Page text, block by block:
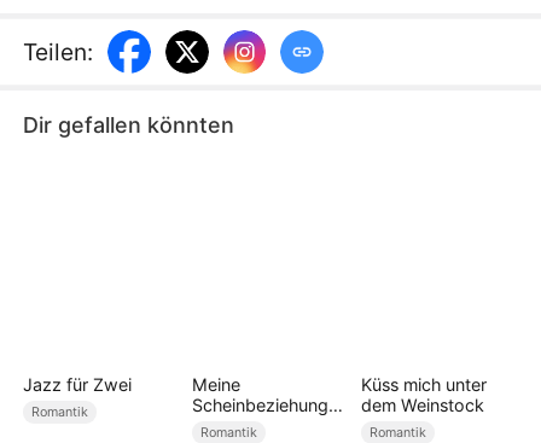
Teilen:
Dir gefallen könnten
Jazz für Zwei
Romantik
Meine
Scheinbeziehung
mit dem
Romantik
Küss mich unter
dem Weinstock
Romantik